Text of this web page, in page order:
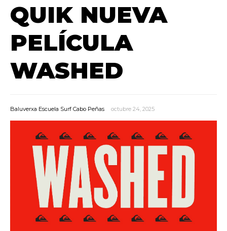
QUIK NUEVA
PELÍCULA
WASHED
Baluverxa Escuela Surf Cabo Peñas octubre 24, 2025